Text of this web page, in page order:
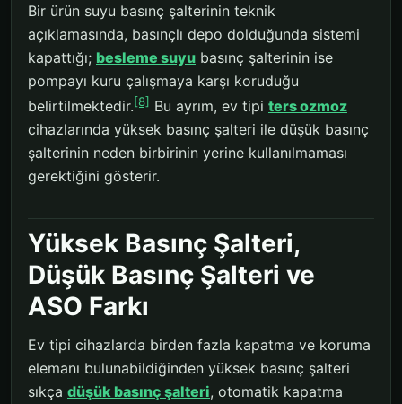
Bir ürün suyu basınç şalterinin teknik
açıklamasında, basınçlı depo dolduğunda sistemi
kapattığı; besleme suyu basınç şalterinin ise
pompayı kuru çalışmaya karşı koruduğu
belirtilmektedir.[8] Bu ayrım, ev tipi ters ozmoz
cihazlarında yüksek basınç şalteri ile düşük basınç
şalterinin neden birbirinin yerine kullanılmaması
gerektiğini gösterir.
Yüksek Basınç Şalteri,
Düşük Basınç Şalteri ve
ASO Farkı
Ev tipi cihazlarda birden fazla kapatma ve koruma
elemanı bulunabildiğinden yüksek basınç şalteri
sıkça düşük basınç şalteri, otomatik kapatma